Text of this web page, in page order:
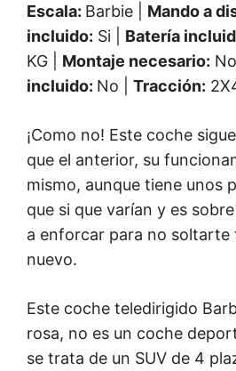
Escala: Barbie | Mando a
incluido: Si | Batería
KG | Montaje necesario:
incluido: No | Tracción:
¡Como no! Este coche
que el anterior, su
mismo, aunque tiene unos
que si que varían y es
a enforcar para no soltarte
nuevo.
Este coche teledirigido
rosa, no es un coche
se trata de un SUV de 4